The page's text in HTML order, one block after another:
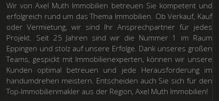
Wir von Axel Muth Immobilien betreuen Sie kompetent und
erfolgreich rund um das Thema Immobilien. Ob Verkauf, Kauf
oder Vermietung, wir sind Ihr Ansprechpartner für jedes
Projekt. Seit 25 Jahren sind wir die Nummer 1 im Raum
Eppingen und stolz auf unsere Erfolge. Dank unseres großen
Teams, gespickt mit Immobilienexperten, können wir unsere
Kunden optimal betreuen und jede Herausforderung im
handumdrehen meistern. Entscheiden auch Sie sich für den
Top-Immobilienmakler aus der Region, Axel Muth Immobilien!